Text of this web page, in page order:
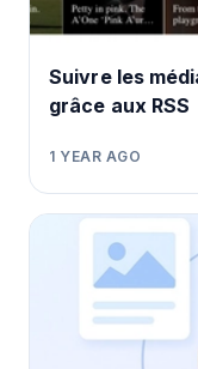
Suivre les
grâce aux RSS
1 YEAR AGO